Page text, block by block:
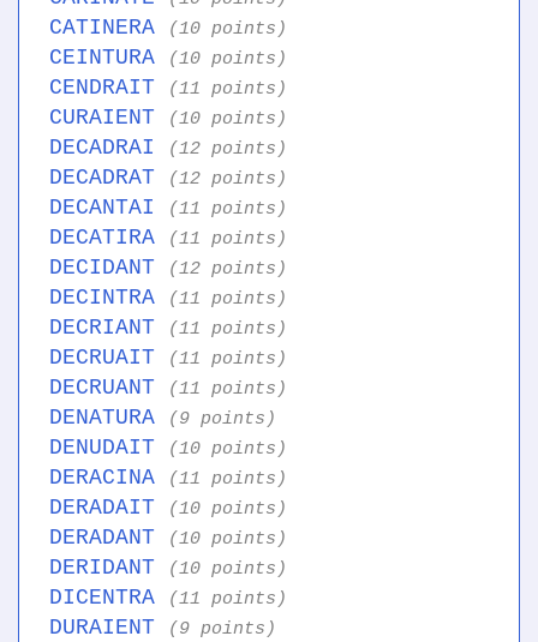
CATINERA (10 points)
CEINTURA (10 points)
CENDRAIT (11 points)
CURAIENT (10 points)
DECADRAI (12 points)
DECADRAT (12 points)
DECANTAI (11 points)
DECATIRA (11 points)
DECIDANT (12 points)
DECINTRA (11 points)
DECRIANT (11 points)
DECRUAIT (11 points)
DECRUANT (11 points)
DENATURA (9 points)
DENUDAIT (10 points)
DERACINA (11 points)
DERADAIT (10 points)
DERADANT (10 points)
DERIDANT (10 points)
DICENTRA (11 points)
DURAIENT (9 points)